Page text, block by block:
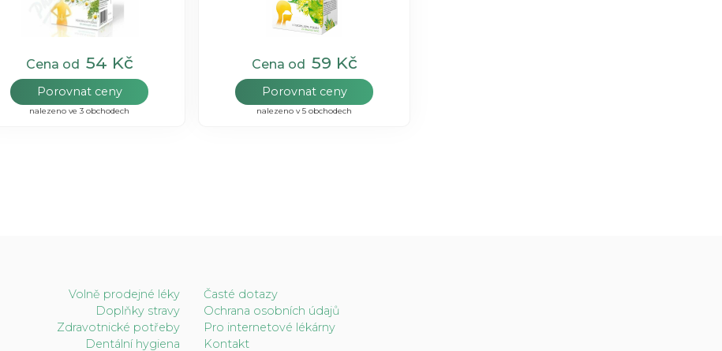
Cena od 54 Kč
Porovnat ceny
nalezeno ve 3 obchodech
Cena od 59 Kč
Porovnat ceny
nalezeno v 5 obchodech
Volně prodejné léky
Doplňky stravy
Zdravotnické potřeby
Dentální hygiena
Časté dotazy
Ochrana osobních údajů
Pro internetové lékárny
Kontakt